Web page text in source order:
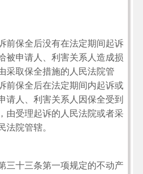
前保全后没有在法定期间起诉
被申请人、利害关系人造成损
采取保全措施的人民法院管
前保全后在法定期间内起诉或
请人、利害关系人因保全受到
由受理起诉的人民法院或者采
法院管辖。
三十三条第一项规定的不动产